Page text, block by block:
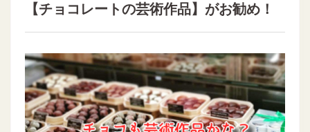
【チョコレートの芸術作品】がお勧め！